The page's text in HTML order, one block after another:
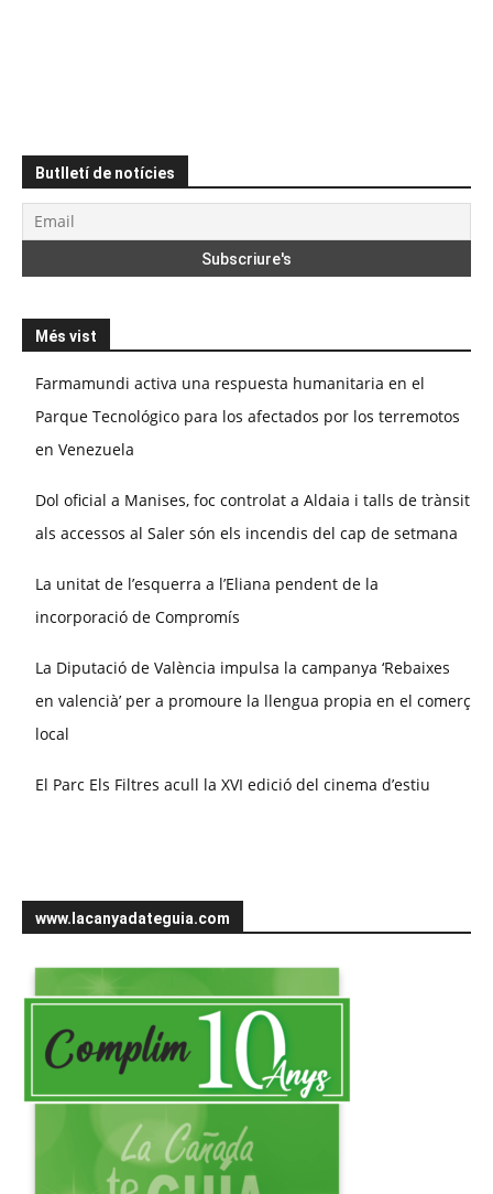
Butlletí de notícies
Més vist
Farmamundi activa una respuesta humanitaria en el
Parque Tecnológico para los afectados por los terremotos
en Venezuela
Dol oficial a Manises, foc controlat a Aldaia i talls de trànsit
als accessos al Saler són els incendis del cap de setmana
La unitat de l’esquerra a l’Eliana pendent de la
incorporació de Compromís
La Diputació de València impulsa la campanya ‘Rebaixes
en valencià’ per a promoure la llengua propia en el comerç
local
El Parc Els Filtres acull la XVI edició del cinema d’estiu
www.lacanyadateguia.com